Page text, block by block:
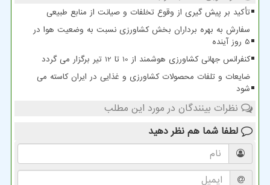
تأکید بر پیش گیری از وقوع تخلفات و صیانت از منابع طبیعی
سفارش به بهره برداران بخش کشاورزی نسبت به وضعیت هوا در
5 روز آینده
کنفرانس جهانی کشاورزی هوشمند از 10 تا 12 تیر برگزار می گردد
ضایعات و تلفات محصولات کشاورزی و غذایی در ایران کاسته می
شود
نظرات بینندگان در مورد این مطلب
لطفا شما هم نظر دهید